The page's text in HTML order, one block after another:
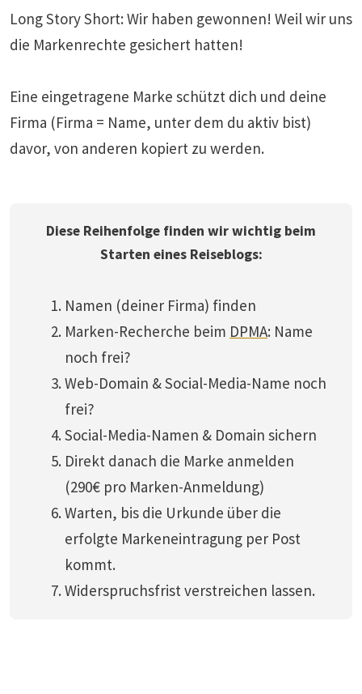
Long Story Short: Wir haben gewonnen! Weil wir uns
die Markenrechte gesichert hatten!
Eine eingetragene Marke schützt dich und deine
Firma (Firma = Name, unter dem du aktiv bist)
davor, von anderen kopiert zu werden.
Diese Reihenfolge finden wir wichtig beim
Starten eines Reiseblogs:
Namen (deiner Firma) finden
Marken-Recherche beim DPMA: Name
noch frei?
Web-Domain & Social-Media-Name noch
frei?
Social-Media-Namen & Domain sichern
Direkt danach die Marke anmelden
(290€ pro Marken-Anmeldung)
Warten, bis die Urkunde über die
erfolgte Markeneintragung per Post
kommt.
Widerspruchsfrist verstreichen lassen.